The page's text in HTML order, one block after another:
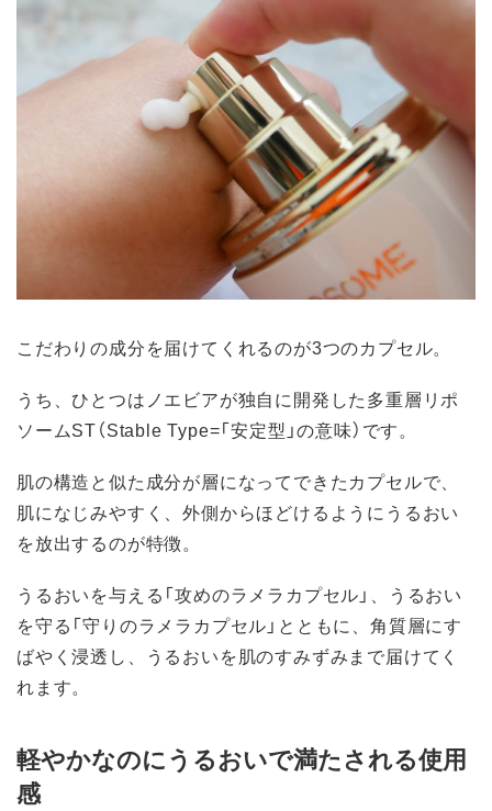
こだわりの成分を届けてくれるのが3つのカプセル。
うち、ひとつはノエビアが独自に開発した多重層リポ
ソームST（Stable Type=「安定型」の意味）です。
肌の構造と似た成分が層になってできたカプセルで、
肌になじみやすく、外側からほどけるようにうるおい
を放出するのが特徴。
うるおいを与える「攻めのラメラカプセル」、うるおい
を守る「守りのラメラカプセル」とともに、角質層にす
ばやく浸透し、うるおいを肌のすみずみまで届けてく
れます。
軽やかなのにうるおいで満たされる使用
感